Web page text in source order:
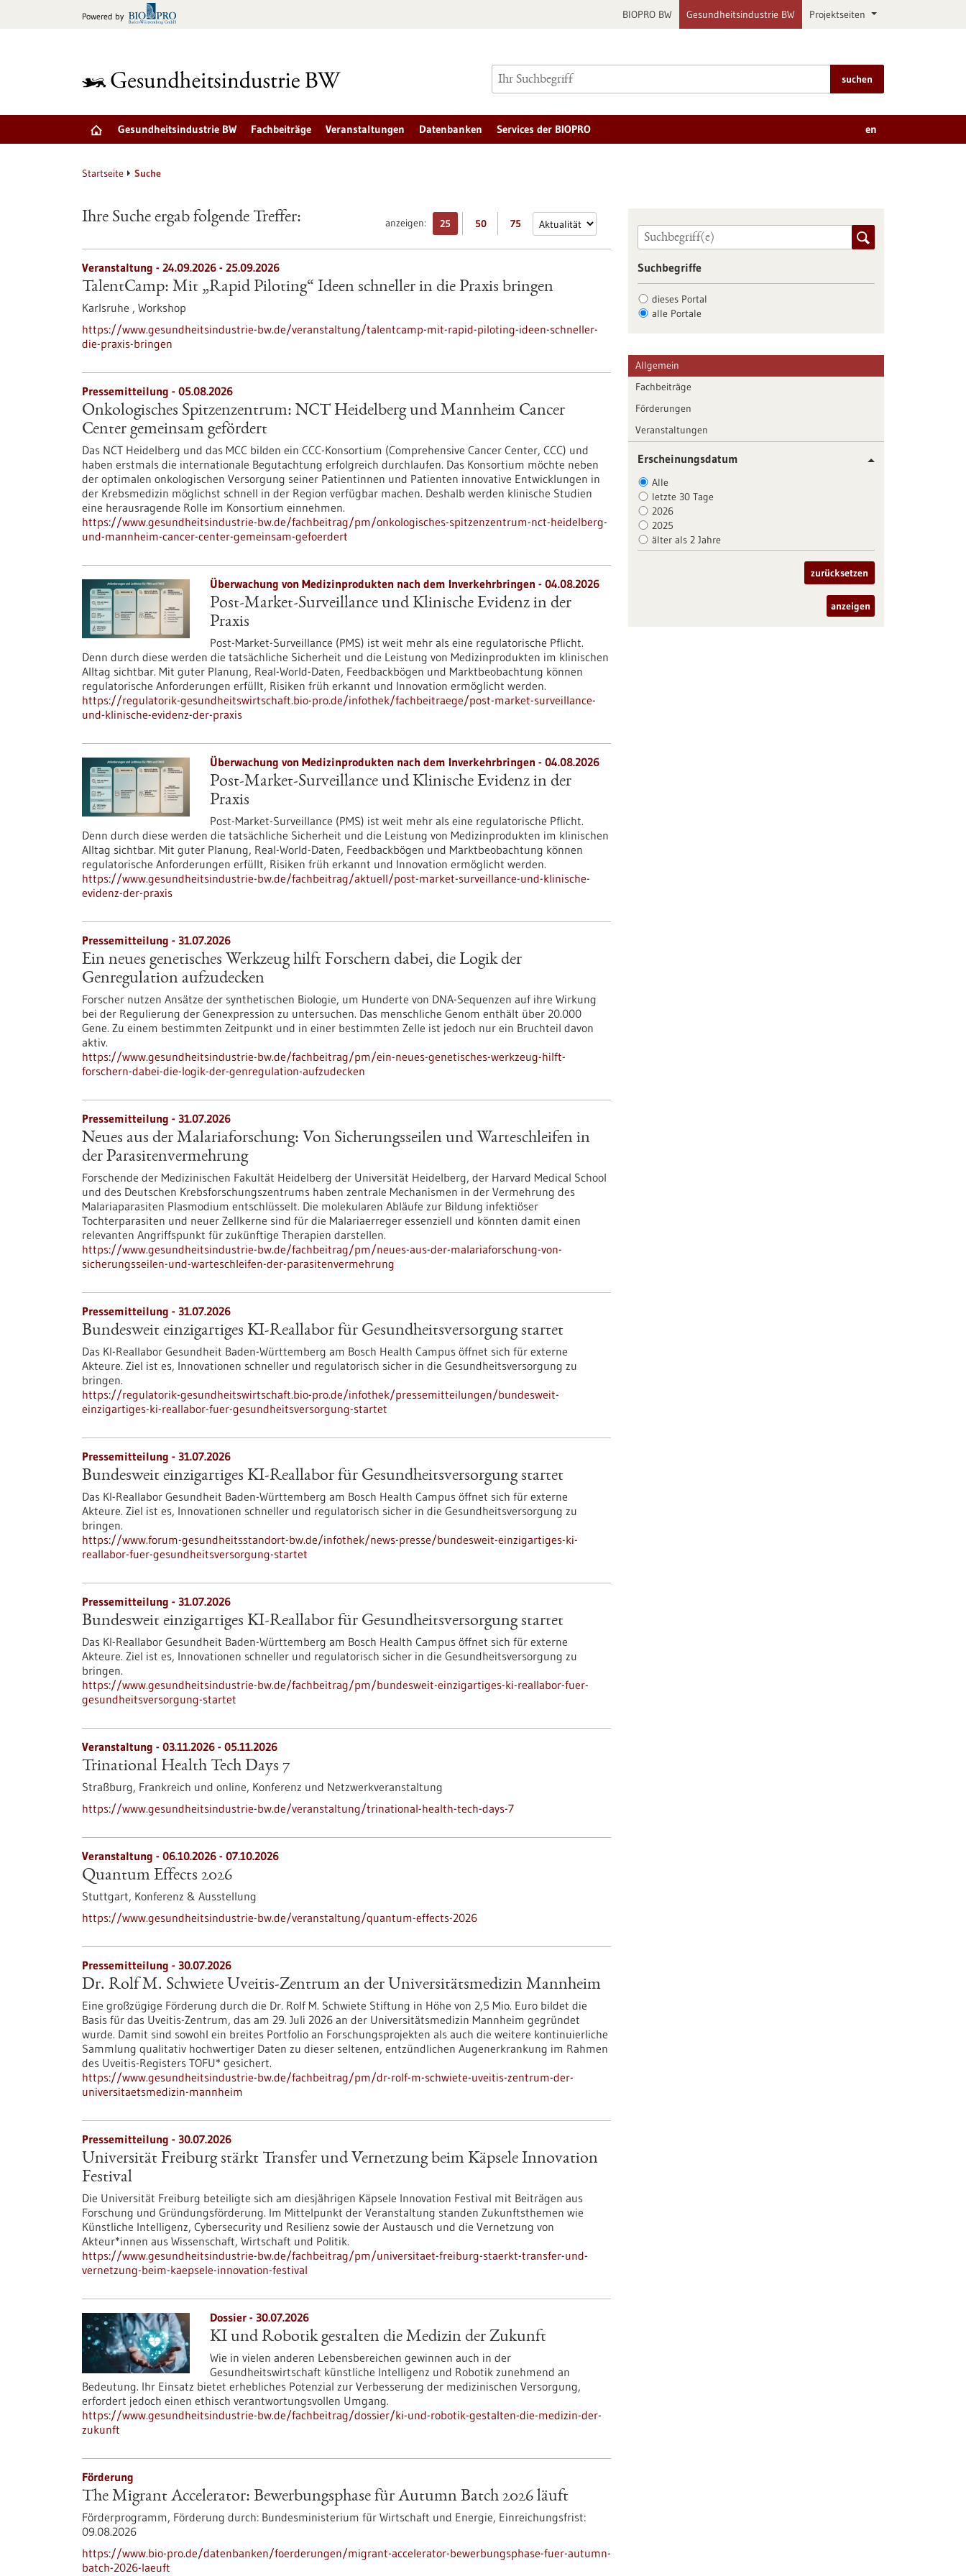
Powered by BIOPRO BW Gesundheitsindustrie BW Projektseiten
suchen
Gesundheitsindustrie BW Fachbeiträge Veranstaltungen Datenbanken Services der BIOPRO en
Startseite Suche
anzeigen: 25 50 75
Ihre Suche ergab folgende Treffer:
Veranstaltung - 24.09.2026 - 25.09.2026
TalentCamp: Mit „Rapid Piloting“ Ideen schneller in die Praxis bringen
Karlsruhe , Workshop
https://www.gesundheitsindustrie-bw.de/veranstaltung/talentcamp-mit-rapid-piloting-ideen-schneller-
die-praxis-bringen
Pressemitteilung - 05.08.2026
Onkologisches Spitzenzentrum: NCT Heidelberg und Mannheim Cancer
Center gemeinsam gefördert
Das NCT Heidelberg und das MCC bilden ein CCC-Konsortium (Comprehensive Cancer Center, CCC) und
haben erstmals die internationale Begutachtung erfolgreich durchlaufen. Das Konsortium möchte neben
der optimalen onkologischen Versorgung seiner Patientinnen und Patienten innovative Entwicklungen in
der Krebsmedizin möglichst schnell in der Region verfügbar machen. Deshalb werden klinische Studien
eine herausragende Rolle im Konsortium einnehmen.
https://www.gesundheitsindustrie-bw.de/fachbeitrag/pm/onkologisches-spitzenzentrum-nct-heidelberg-
und-mannheim-cancer-center-gemeinsam-gefoerdert
Überwachung von Medizinprodukten nach dem Inverkehrbringen - 04.08.2026
Post-Market-Surveillance und Klinische Evidenz in der
Praxis
Post-Market-Surveillance (PMS) ist weit mehr als eine regulatorische Pflicht.
Denn durch diese werden die tatsächliche Sicherheit und die Leistung von Medizinprodukten im klinischen
Alltag sichtbar. Mit guter Planung, Real-World-Daten, Feedbackbögen und Marktbeobachtung können
regulatorische Anforderungen erfüllt, Risiken früh erkannt und Innovation ermöglicht werden.
https://regulatorik-gesundheitswirtschaft.bio-pro.de/infothek/fachbeitraege/post-market-surveillance-
und-klinische-evidenz-der-praxis
Überwachung von Medizinprodukten nach dem Inverkehrbringen - 04.08.2026
Post-Market-Surveillance und Klinische Evidenz in der
Praxis
Post-Market-Surveillance (PMS) ist weit mehr als eine regulatorische Pflicht.
Denn durch diese werden die tatsächliche Sicherheit und die Leistung von Medizinprodukten im klinischen
Alltag sichtbar. Mit guter Planung, Real-World-Daten, Feedbackbögen und Marktbeobachtung können
regulatorische Anforderungen erfüllt, Risiken früh erkannt und Innovation ermöglicht werden.
https://www.gesundheitsindustrie-bw.de/fachbeitrag/aktuell/post-market-surveillance-und-klinische-
evidenz-der-praxis
Pressemitteilung - 31.07.2026
Ein neues genetisches Werkzeug hilft Forschern dabei, die Logik der
Genregulation aufzudecken
Forscher nutzen Ansätze der synthetischen Biologie, um Hunderte von DNA-Sequenzen auf ihre Wirkung
bei der Regulierung der Genexpression zu untersuchen. Das menschliche Genom enthält über 20.000
Gene. Zu einem bestimmten Zeitpunkt und in einer bestimmten Zelle ist jedoch nur ein Bruchteil davon
aktiv.
https://www.gesundheitsindustrie-bw.de/fachbeitrag/pm/ein-neues-genetisches-werkzeug-hilft-
forschern-dabei-die-logik-der-genregulation-aufzudecken
Pressemitteilung - 31.07.2026
Neues aus der Malariaforschung: Von Sicherungsseilen und Warteschleifen in
der Parasitenvermehrung
Forschende der Medizinischen Fakultät Heidelberg der Universität Heidelberg, der Harvard Medical School
und des Deutschen Krebsforschungszentrums haben zentrale Mechanismen in der Vermehrung des
Malariaparasiten Plasmodium entschlüsselt. Die molekularen Abläufe zur Bildung infektiöser
Tochterparasiten und neuer Zellkerne sind für die Malariaerreger essenziell und könnten damit einen
relevanten Angriffspunkt für zukünftige Therapien darstellen.
https://www.gesundheitsindustrie-bw.de/fachbeitrag/pm/neues-aus-der-malariaforschung-von-
sicherungsseilen-und-warteschleifen-der-parasitenvermehrung
Pressemitteilung - 31.07.2026
Bundesweit einzigartiges KI-Reallabor für Gesundheits­versorgung startet
Das KI-Reallabor Gesundheit Baden-Württemberg am Bosch Health Campus öffnet sich für externe
Akteure. Ziel ist es, Innovationen schneller und regulatorisch sicher in die Gesundheitsversorgung zu
bringen.
https://regulatorik-gesundheitswirtschaft.bio-pro.de/infothek/pressemitteilungen/bundesweit-
einzigartiges-ki-reallabor-fuer-gesundheitsversorgung-startet
Pressemitteilung - 31.07.2026
Bundesweit einzigartiges KI-Reallabor für Gesundheits­versorgung startet
Das KI-Reallabor Gesundheit Baden-Württemberg am Bosch Health Campus öffnet sich für externe
Akteure. Ziel ist es, Innovationen schneller und regulatorisch sicher in die Gesundheitsversorgung zu
bringen.
https://www.forum-gesundheitsstandort-bw.de/infothek/news-presse/bundesweit-einzigartiges-ki-
reallabor-fuer-gesundheitsversorgung-startet
Pressemitteilung - 31.07.2026
Bundesweit einzigartiges KI-Reallabor für Gesundheits­versorgung startet
Das KI-Reallabor Gesundheit Baden-Württemberg am Bosch Health Campus öffnet sich für externe
Akteure. Ziel ist es, Innovationen schneller und regulatorisch sicher in die Gesundheitsversorgung zu
bringen.
https://www.gesundheitsindustrie-bw.de/fachbeitrag/pm/bundesweit-einzigartiges-ki-reallabor-fuer-
gesundheitsversorgung-startet
Veranstaltung - 03.11.2026 - 05.11.2026
Trinational Health Tech Days 7
Straßburg, Frankreich und online, Konferenz und Netzwerkveranstaltung
https://www.gesundheitsindustrie-bw.de/veranstaltung/trinational-health-tech-days-7
Veranstaltung - 06.10.2026 - 07.10.2026
Quantum Effects 2026
Stuttgart, Konferenz & Ausstellung
https://www.gesundheitsindustrie-bw.de/veranstaltung/quantum-effects-2026
Pressemitteilung - 30.07.2026
Dr. Rolf M. Schwiete Uveitis-Zentrum an der Universitätsmedizin Mannheim
Eine großzügige Förderung durch die Dr. Rolf M. Schwiete Stiftung in Höhe von 2,5 Mio. Euro bildet die
Basis für das Uveitis-Zentrum, das am 29. Juli 2026 an der Universitätsmedizin Mannheim gegründet
wurde. Damit sind sowohl ein breites Portfolio an Forschungsprojekten als auch die weitere kontinuierliche
Sammlung qualitativ hochwertiger Daten zu dieser seltenen, entzündlichen Augenerkrankung im Rahmen
des Uveitis-Registers TOFU* gesichert.
https://www.gesundheitsindustrie-bw.de/fachbeitrag/pm/dr-rolf-m-schwiete-uveitis-zentrum-der-
universitaetsmedizin-mannheim
Pressemitteilung - 30.07.2026
Universität Freiburg stärkt Transfer und Vernetzung beim Käpsele Innovation
Festival
Die Universität Freiburg beteiligte sich am diesjährigen Käpsele Innovation Festival mit Beiträgen aus
Forschung und Gründungsförderung. Im Mittelpunkt der Veranstaltung standen Zukunftsthemen wie
Künstliche Intelligenz, Cybersecurity und Resilienz sowie der Austausch und die Vernetzung von
Akteur*innen aus Wissenschaft, Wirtschaft und Politik.
https://www.gesundheitsindustrie-bw.de/fachbeitrag/pm/universitaet-freiburg-staerkt-transfer-und-
vernetzung-beim-kaepsele-innovation-festival
Dossier - 30.07.2026
KI und Robotik gestalten die Medizin der Zukunft
Wie in vielen anderen Lebensbereichen gewinnen auch in der
Gesundheitswirtschaft künstliche Intelligenz und Robotik zunehmend an
Bedeutung. Ihr Einsatz bietet erhebliches Potenzial zur Verbesserung der medizinischen Versorgung,
erfordert jedoch einen ethisch verantwortungsvollen Umgang.
https://www.gesundheitsindustrie-bw.de/fachbeitrag/dossier/ki-und-robotik-gestalten-die-medizin-der-
zukunft
Förderung
The Migrant Accelerator: Bewerbungsphase für Autumn Batch 2026 läuft
Förderprogramm, Förderung durch: Bundesministerium für Wirtschaft und Energie, Einreichungsfrist:
09.08.2026
https://www.bio-pro.de/datenbanken/foerderungen/migrant-accelerator-bewerbungsphase-fuer-autumn-
batch-2026-laeuft
Suchbegriffe
dieses Portal
alle Portale
Allgemein
Fachbeiträge
Förderungen
Veranstaltungen
Erscheinungsdatum
Alle
letzte 30 Tage
2026
2025
älter als 2 Jahre
zurücksetzen
anzeigen